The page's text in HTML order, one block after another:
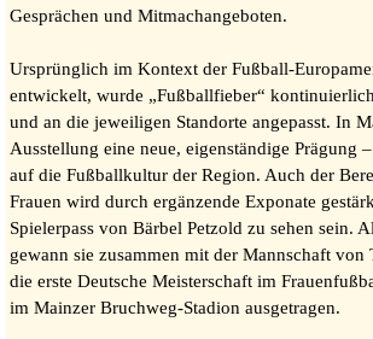
Gesprächen und Mitmachangeboten.
Ursprünglich im Kontext der Fußball-
entwickelt, wurde „Fußballfieber“
und an die jeweiligen Standorte angepasst. In
Ausstellung eine neue, eigenständige Prägung
auf die Fußballkultur der Region. Auch der
Frauen wird durch ergänzende Exponate
Spielerpass von Bärbel Petzold zu sehen sein.
gewann sie zusammen mit der Mannschaft von
die erste Deutsche Meisterschaft im
im Mainzer Bruchweg-Stadion ausgetragen.